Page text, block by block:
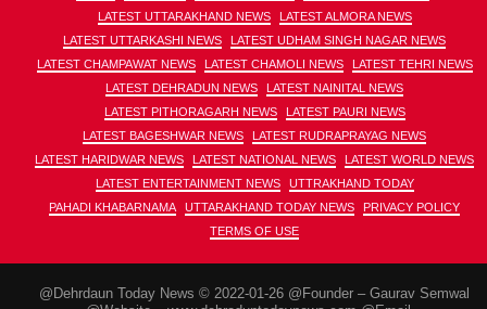
LATEST UTTARAKHAND NEWS
LATEST ALMORA NEWS
LATEST UTTARKASHI NEWS
LATEST UDHAM SINGH NAGAR NEWS
LATEST CHAMPAWAT NEWS
LATEST CHAMOLI NEWS
LATEST TEHRI NEWS
LATEST DEHRADUN NEWS
LATEST NAINITAL NEWS
LATEST PITHORAGARH NEWS
LATEST PAURI NEWS
LATEST BAGESHWAR NEWS
LATEST RUDRAPRAYAG NEWS
LATEST HARIDWAR NEWS
LATEST NATIONAL NEWS
LATEST WORLD NEWS
LATEST ENTERTAINMENT NEWS
UTTRAKHAND TODAY
PAHADI KHABARNAMA
UTTARAKHAND TODAY NEWS
PRIVACY POLICY
TERMS OF USE
@Dehrdaun Today News © 2022-01-26 @Founder – Gaurav Semwal